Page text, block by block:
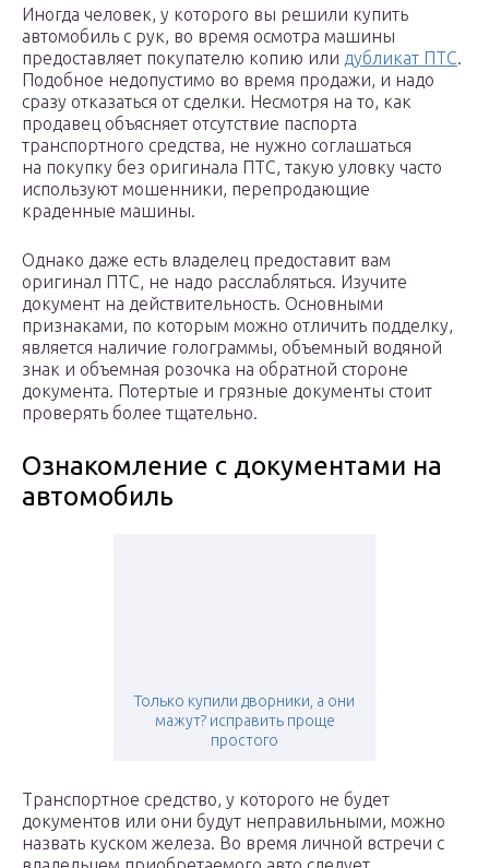
Иногда человек, у которого вы решили купить
автомобиль с рук, во время осмотра машины
предоставляет покупателю копию или дубликат ПТС.
Подобное недопустимо во время продажи, и надо
сразу отказаться от сделки. Несмотря на то, как
продавец объясняет отсутствие паспорта
транспортного средства, не нужно соглашаться
на покупку без оригинала ПТС, такую уловку часто
используют мошенники, перепродающие
краденные машины.
Однако даже есть владелец предоставит вам
оригинал ПТС, не надо расслабляться. Изучите
документ на действительность. Основными
признаками, по которым можно отличить подделку,
является наличие голограммы, объемный водяной
знак и объемная розочка на обратной стороне
документа. Потертые и грязные документы стоит
проверять более тщательно.
Ознакомление с документами на
автомобиль
Только купили дворники, а они
мажут? исправить проще
простого
Транспортное средство, у которого не будет
документов или они будут неправильными, можно
назвать куском железа. Во время личной встречи с